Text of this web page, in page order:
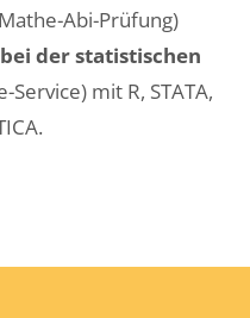
Abi-Prüfung)
der statistischen
Service) mit R, STATA,